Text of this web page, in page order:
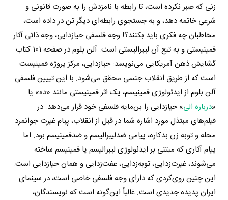
زنی که صبر نکرده است، تا رابطه با نامزدش را به صورت قانونی و
شرعی خاتمه دهد، و به جستجوی رابطه‌ای دیگر تن در داده است،
مخاطبان چه فکری باید بکنند؟! وجه فلسفی حیازدایی، وجه ذاتی آثار
فمینیستی و به تبع آن لیبرالیستی است. آلن بلوم در صفحه 101 کتاب
گشایش ذهن آمریکایی می‌نویسد: حیازدایی، مرکز پروژه فمینیست
است که از طریق انقلاب جنسی محقق می‌شود. با این تبیین فلسفی
آلن بلوم از ایدئولوژی فمینیسم، یک اثر فمینیستی مانند «ده» یا
«درباره الی» حیازدایی را بن‌مایه فلسفی خود قرار می‌دهد. در
فیلم‌های مبتذل مورد اشاره‌ شما در قبل از انقلاب، پیام غیرت جوانمرد
محله و توبه زن بدکاره، پیامی ضدلیبرالیسم و ضدفمینیسم بود. اما
پیام آثاری که مبتنی بر ایدئولوژی لیبرالیسم یا فمینیسم ساخته
می‌شوند، غیرت‌زدایی، توبه‌زدایی، عفت‌زدایی و همان حیازدایی است.
این چنین روی‌کردی که دارای وجه فلسفی خاصی است، در سینمای
ایران پدیده جدیدی است. غالباً این‌گونه است که نویسندگان،